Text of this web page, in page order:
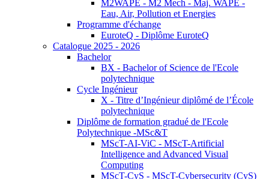
M2WAPE - M2 Mech - Maj. WAPE -
Eau, Air, Pollution et Energies
Programme d'échange
EuroteQ - Diplôme EuroteQ
Catalogue 2025 - 2026
Bachelor
BX - Bachelor of Science de l'Ecole
polytechnique
Cycle Ingénieur
X - Titre d’Ingénieur diplômé de l’École
polytechnique
Diplôme de formation gradué de l'Ecole
Polytechnique -MSc&T
MScT-AI-ViC - MScT-Artificial
Intelligence and Advanced Visual
Computing
MScT-CyS - MScT-Cybersecurity (CyS)